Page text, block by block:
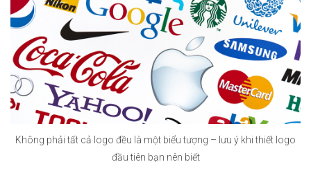
Không phải tất cả logo đều là một biểu tượng – lưu ý khi thiết logo
đầu tiên bạn nên biết